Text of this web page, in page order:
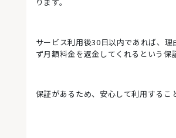
サービス利用後30日以内であれば、理
ず月額料金を返金してくれるという保
保証があるため、安心して利用するこ